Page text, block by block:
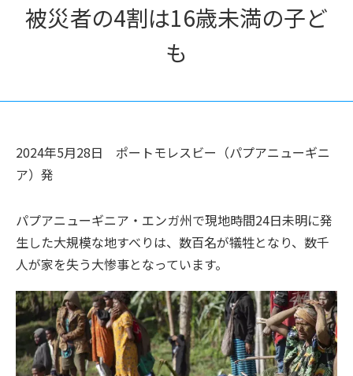
被災者の4割は16歳未満の子ど
も
2024年5月28日
ポートモレスビー（パプアニューギニ
ア） 発
パプアニューギニア・エンガ州で現地時間24日未明に発
生した大規模な地すべりは、数百名が犠牲となり、数千
人が家を失う大惨事となっています。